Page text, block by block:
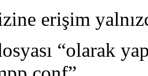
erişim
“olarak